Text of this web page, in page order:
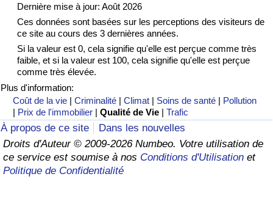
Dernière mise à jour: Août 2026
Ces données sont basées sur les perceptions des visiteurs de
ce site au cours des 3 dernières années.
Si la valeur est 0, cela signifie qu'elle est perçue comme très
faible, et si la valeur est 100, cela signifie qu'elle est perçue
comme très élevée.
Plus d'information:
Coût de la vie |Criminalité |Climat | Soins de santé | Pollution
| Prix de l'immobilier |Qualité de Vie |Trafic
À propos de ce site
Dans les nouvelles
Droits d'Auteur © 2009-2026 Numbeo. Votre utilisation de
ce service est soumise à nos Conditions d'Utilisation et
Politique de Confidentialité
Indice des soins de santé
Indice des soins de santé par Pays
Pollution
Indice de Pollution (Actuel)
Indice de pollution
Indice de Pollution par Pays